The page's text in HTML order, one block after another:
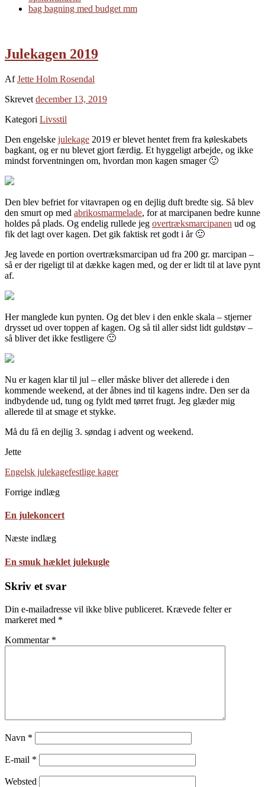
bag bagning med budget mm
Julekagen 2019
AfJette Holm Rosendal
Skrevet december 13, 2019
Kategori Livsstil
Den engelske julekage 2019 er blevet hentet frem fra køleskabets
bagkant, og er nu blevet gjort færdig. Et hyggeligt arbejde, og ikke
mindst forventningen om, hvordan mon kagen smager 🙂
Den blev befriet for vitavrapen og en dejlig duft bredte sig. Så blev
den smurt op med abrikosmarmelade, for at marcipanen bedre kunne
holdes på plads. Og endelig rullede jeg overtræksmarcipanen ud og
fik det lagt over kagen. Det gik faktisk ret godt i år 🙂
Jeg lavede en portion overtræksmarcipan ud fra 200 gr. marcipan –
så er der rigeligt til at dække kagen med, og der er lidt til at lave pynt
af.
Her manglede kun pynten. Og det blev i den enkle skala – stjerner
drysset ud over toppen af kagen. Og så til aller sidst lidt guldstøv –
så bliver det ikke festligere 🙂
Nu er kagen klar til jul – eller måske bliver det allerede i den
kommende weekend, at der åbnes ind til kagens indre. Den ser da
indbydende ud, tung og fyldt med tørret frugt. Jeg glæder mig
allerede til at smage et stykke.
Må du få en dejlig 3. søndag i advent og weekend.
Jette
Engelsk julekagefestlige kager
Forrige indlæg
En julekoncert
Næste indlæg
En smuk hæklet julekugle
Skriv et svar
Din e-mailadresse vil ikke blive publiceret. Krævede felter er
markeret med *
Kommentar *
Navn *
E-mail *
Websted